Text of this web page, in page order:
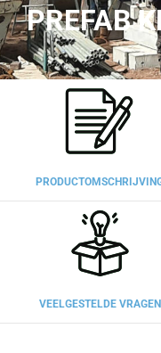
PREFAB
VEELGESTELDE VRAGEN